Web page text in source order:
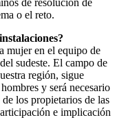
de resolución de
o el reto.
mujer en el equipo de
sudeste. El campo de
región, sigue
y será necesario
los propietarios de las
e implicación